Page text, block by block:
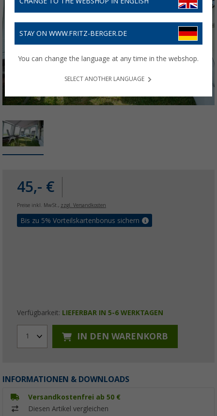
45,- €
Preise inkl. MwSt., zzgl. Versandkosten
Bis zu 5% Vorteilskartenbonus sichern
Verfügbarkeit: LIEFERBAR IN 5-6 WERKTAGEN
1 IN DEN WARENKORB
INFORMATIONEN & DOWNLOADS
Versandkostenfrei ab 50 €
Diesen Artikel vergleichen
STAY ON WWW.FRITZ-BERGER.DE
You can change the language at any time in the webshop.
SELECT ANOTHER LANGUAGE